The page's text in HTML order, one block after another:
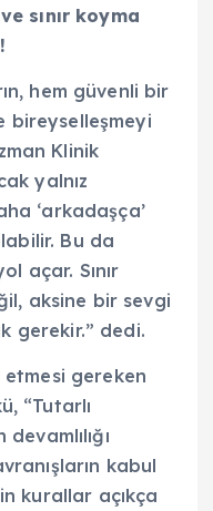
sınır koyma
hem güvenli bir
bireyselleşmeyi
Klinik
yalnız
‘arkadaşça’
Bu da
açar. Sınır
aksine bir sevgi
gerekir.” dedi.
gereken
“Tutarlı
kabul
kurallar açıkça